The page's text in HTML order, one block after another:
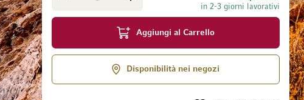
in 2-3 giorni lavorativi
Aggiungi al Carrello
Disponibilità nei negozi